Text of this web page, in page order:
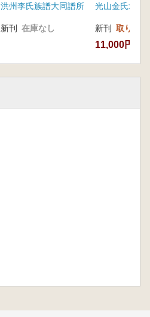
洪州李氏族譜大同譜所
新刊 在庫なし 新刊 取り寄せ
11,000円